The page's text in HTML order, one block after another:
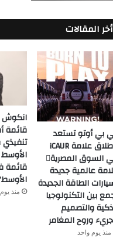
أخر المقالات
بي أوتو تستعد
لإطلاق علامة iCAUR
في السوق المصرية
عالمية جديدة
الطاقة الجديدة
بين التكنولوجيا
والتصميم
وروح المغامر
منذ يوم واحد
انكوش
قائمة
منذ